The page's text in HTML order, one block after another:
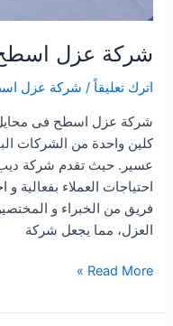
شركة عزل
اترك تعليقاً / شركة عزل
كلين واحدة من الشركات
عسير. حيث تقدم شركة ديب
احتياجات العملاء بفعالية
فريق من الخبراء و
العزل، مما يجعل شركة
شركة
اسطح
Read More »